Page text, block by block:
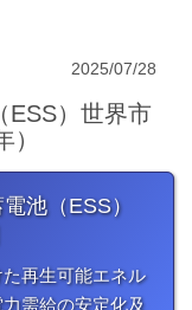
2025/07/28
ESS）世界市
池（ESS）
再生可能エネル
需給の安定化及